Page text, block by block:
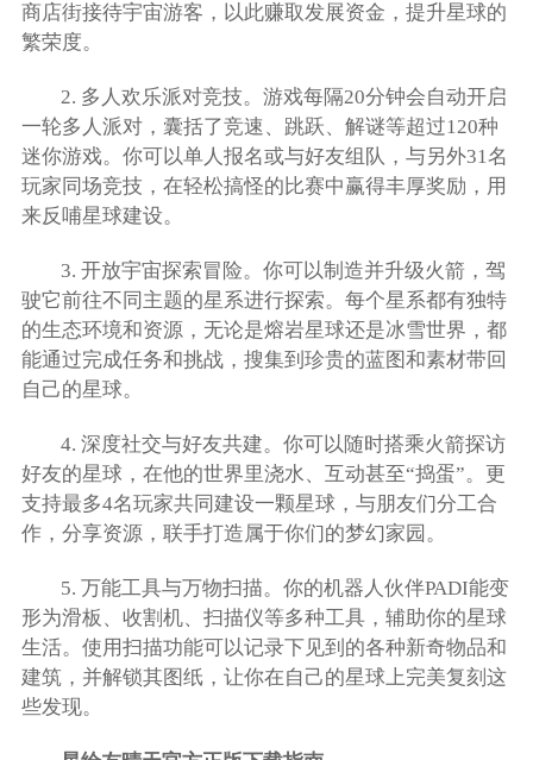
商店街接待宇宙游客，以此赚取发展资金，提升星球的
繁荣度。
2. 多人欢乐派对竞技。游戏每隔20分钟会自动开启
一轮多人派对，囊括了竞速、跳跃、解谜等超过120种
迷你游戏。你可以单人报名或与好友组队，与另外31名
玩家同场竞技，在轻松搞怪的比赛中赢得丰厚奖励，用
来反哺星球建设。
3. 开放宇宙探索冒险。你可以制造并升级火箭，驾
驶它前往不同主题的星系进行探索。每个星系都有独特
的生态环境和资源，无论是熔岩星球还是冰雪世界，都
能通过完成任务和挑战，搜集到珍贵的蓝图和素材带回
自己的星球。
4. 深度社交与好友共建。你可以随时搭乘火箭探访
好友的星球，在他的世界里浇水、互动甚至“捣蛋”。更
支持最多4名玩家共同建设一颗星球，与朋友们分工合
作，分享资源，联手打造属于你们的梦幻家园。
5. 万能工具与万物扫描。你的机器人伙伴PADI能变
形为滑板、收割机、扫描仪等多种工具，辅助你的星球
生活。使用扫描功能可以记录下见到的各种新奇物品和
建筑，并解锁其图纸，让你在自己的星球上完美复刻这
些发现。